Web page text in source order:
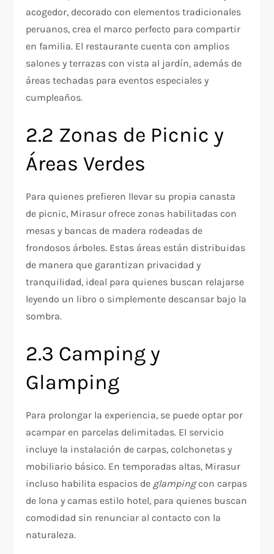
acogedor, decorado con elementos tradicionales
peruanos, crea el marco perfecto para compartir
en familia. El restaurante cuenta con amplios
salones y terrazas con vista al jardín, además de
áreas techadas para eventos especiales y
cumpleaños.
2.2 Zonas de Picnic y
Áreas Verdes
Para quienes prefieren llevar su propia canasta
de picnic, Mirasur ofrece zonas habilitadas con
mesas y bancas de madera rodeadas de
frondosos árboles. Estas áreas están distribuidas
de manera que garantizan privacidad y
tranquilidad, ideal para quienes buscan relajarse
leyendo un libro o simplemente descansar bajo la
sombra.
2.3 Camping y
Glamping
Para prolongar la experiencia, se puede optar por
acampar en parcelas delimitadas. El servicio
incluye la instalación de carpas, colchonetas y
mobiliario básico. En temporadas altas, Mirasur
incluso habilita espacios de glampingcon carpas
de lona y camas estilo hotel, para quienes buscan
comodidad sin renunciar al contacto con la
naturaleza.